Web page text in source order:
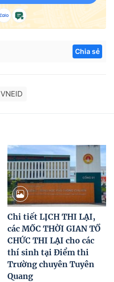
Chia sẻ
VNEID
Chi tiết LỊCH THI LẠI,
các MỐC THỜI GIAN TỔ
CHỨC THI LẠI cho các
thí sinh tại Điểm thi
Trường chuyên Tuyên
Quang